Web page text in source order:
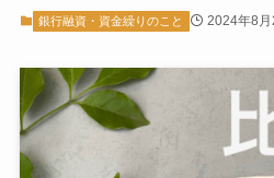
銀行融資・資金繰りのこと 2024年8月